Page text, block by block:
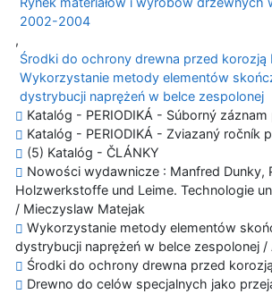
2002-2004
,
Środki do ochrony drewna przed korozją
Wykorzystanie metody elementów
dystrybucji naprężeń w belce zespolonej
Katalóg - PERIODIKÁ - Súborný záznam
Katalóg - PERIODIKÁ - Zviazaný ročník
(5) Katalóg - ČLÁNKY
Nowości wydawnicze : Manfred Dunky,
Holzwerkstoffe und Leime. Technologie
/ Mieczyslaw Matejak
Wykorzystanie metody elementów
dystrybucji naprężeń w belce zespolonej
Środki do ochrony drewna przed
Drewno do celów specjalnych jako